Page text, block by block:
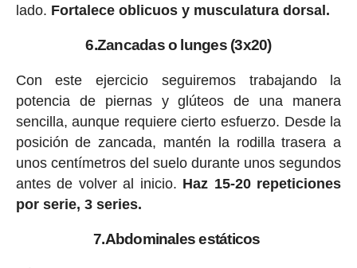
lado. Fortalece oblicuos y musculatura dorsal.
6.Zancadas o lunges (3x20)
Con este ejercicio seguiremos trabajando la
potencia de piernas y glúteos de una manera
sencilla, aunque requiere cierto esfuerzo. Desde la
posición de zancada, mantén la rodilla trasera a
unos centímetros del suelo durante unos segundos
antes de volver al inicio. Haz 15-20 repeticiones
por serie, 3 series.
7.Abdominales estáticos